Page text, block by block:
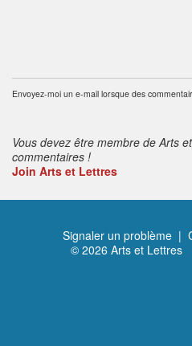
Envoyez-moi un e-mail lorsque des
Vous devez être membre de Arts
commentaires !
Join Arts et Lettres
Signaler un problème |
© 2026 Arts et Lettres